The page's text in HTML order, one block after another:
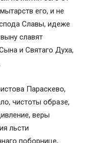
его, и не
Славы, идеже
славят
и Святаго Духа,
Параскево,
чистоты образе,
веры
льсти
поборнице,